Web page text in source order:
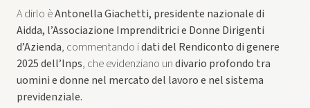
A dirlo èAntonella Giachetti, presidente nazionale di
Aidda, l’Associazione Imprenditrici e Donne Dirigenti
d’Azienda, commentando idati del Rendiconto di genere
2025 dell’Inps, che evidenziano undivario profondo tra
uomini e donne nel mercato del lavoro e nel sistema
previdenziale.